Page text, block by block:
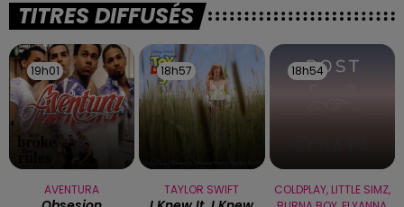
TITRES DIFFUSÉS
19h01
19h01
AVENTURA
18h57
18h57
TAYLOR SWIFT
18h54
18h54
COLDPLAY, LITTLE SIMZ,